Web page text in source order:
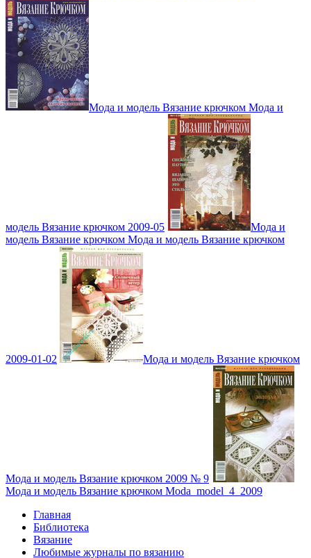
Мода и модель Вязание крючком Мода и
модель Вязание крючком 2009-05
Мода и
модель Вязание крючком Мода и модель Вязание крючком
2009-01-02 Мода и модель Вязание крючком
Мода и модель Вязание крючком 2009 № 9
Мода и модель Вязание крючком Moda_model_4_2009
Главная
Библиотека
Вязание
Любимые журналы по вязанию